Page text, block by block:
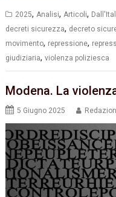
2025, Analisi, Articoli,
decreti sicurezza, decreto
movimento, repressione,
giudiziaria,violenza poliziesca
Modena. La
5 Giugno 2025